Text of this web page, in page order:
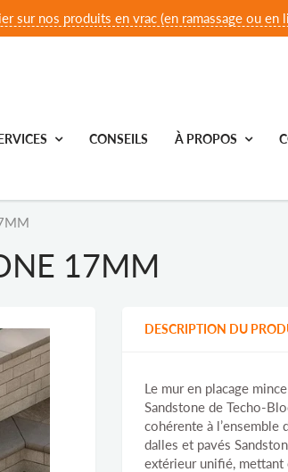
sur nos produits en vrac (en ramassage ou en
CONSEILS À PROPOS
17MM
DESCRIPTION DU
Le mur en placage
Sandstone de Techo-
cohérente à
dalles et pavés
extérieur unifié, mettant